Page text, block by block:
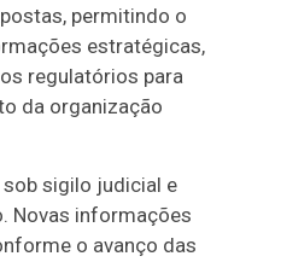
permitindo o
estratégicas,
regulatórios para
da organização
sigilo judicial e
Novas informações
o avanço das